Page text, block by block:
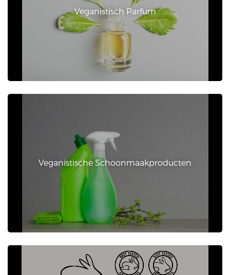
Veganistisch Parfum
Veganistische Schoonmaakproducten